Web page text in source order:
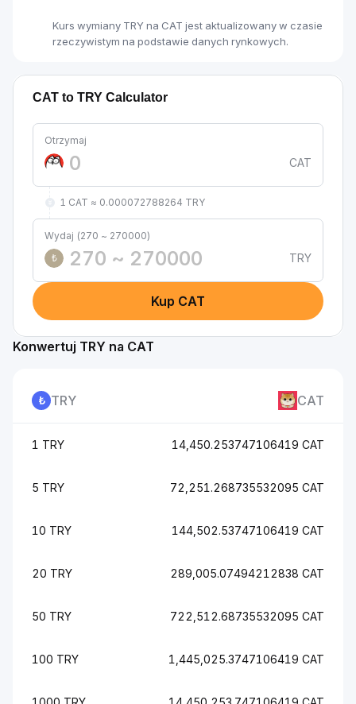
Kurs wymiany TRY na CAT jest aktualizowany w czasie
rzeczywistym na podstawie danych rynkowych.
CAT to TRY Calculator
Otrzymaj
CAT
1 CAT ≈ 0.000072788264 TRY
Wydaj (270 ~ 270000)
₺
TRY
Kup CAT
Konwertuj TRY na CAT
TRY CAT
1 TRY 14,450.253747106419 CAT
5 TRY 72,251.268735532095 CAT
10 TRY 144,502.53747106419 CAT
20 TRY 289,005.07494212838 CAT
50 TRY 722,512.68735532095 CAT
100 TRY 1,445,025.3747106419 CAT